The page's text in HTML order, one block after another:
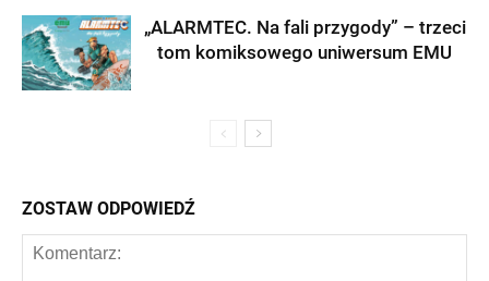
„ALARMTEC. Na fali przygody” – trzeci
tom komiksowego uniwersum EMU
ZOSTAW ODPOWIEDŹ